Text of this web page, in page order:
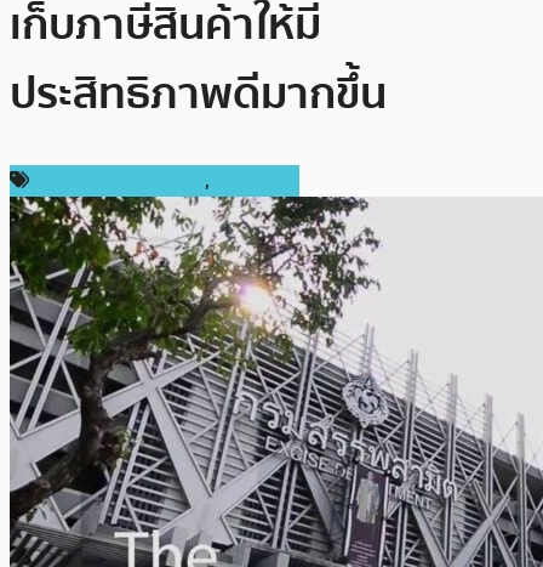
เก็บภาษีสินค้าให้มี
ประสิทธิภาพดีมากขึ้น
,